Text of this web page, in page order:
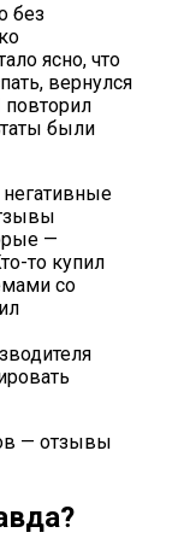
без
ясно, что
вернулся
были
негативные
—
то купил
со